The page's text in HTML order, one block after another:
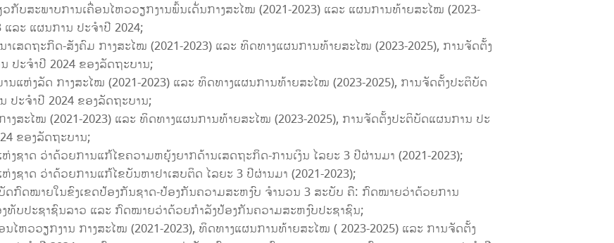
ບສະພາບການເຄື່ອນໄຫວວຽກງານພົ້ນເດັ່ນກາງສະໄໝ (2021-2023) ແລະ ແຜນການທ້າຍສະໄໝ (2023-
ແລະ ແຜນການ ປະຈຳປີ 2024;
ສດຖະກິດ-ສັງຄົມ ກາງສະໄໝ (2021-2023) ແລະ ທິດທາງແຜນການທ້າຍສະໄໝ (2023-2025), ການຈັດຕັ້ງ
ປະຈຳປີ 2024 ຂອງລັດຖະບານ;
ແຫ່ງລັດ ກາງສະໄໝ (2021-2023) ແລະ ທິດທາງແຜນການທ້າຍສະໄໝ (2023-2025), ການຈັດຕັ້ງປະຕິບັດ
ປະຈຳປີ 2024 ຂອງລັດຖະບານ;
ງສະໄໝ (2021-2023) ແລະ ທິດທາງແຜນການທ້າຍສະໄໝ (2023-2025), ການຈັດຕັ້ງປະຕິບັດແຜນການ ປະ
ຂອງລັດຖະບານ;
ຊາດ ວ່າດ້ວຍການແກ້ໄຂຄວາມຫຍຸ້ງຍາກດ້ານເສດຖະກິດ-ການເງິນ ໄລຍະ 3 ປີຜ່ານມາ (2021-2023);
ຊາດ ວ່າດ້ວຍການແກ້ໄຂບັນຫາຢາເສບຕິດ ໄລຍະ 3 ປີຜ່ານມາ (2021-2023);
ດກົດໝາຍໃນຂົງເຂດປ້ອງກັນຊາດ-ປ້ອງກັນຄວາມສະຫງົບ ຈຳນວນ 3 ສະບັບ ຄື: ກົດໝາຍວ່າດ້ວຍການ
ບປະຊາຊົນລາວ ແລະ ກົດໝາຍວ່າດ້ວຍກໍາລັງປ້ອງກັນຄວາມສະຫງົບປະຊາຊົນ;
ໄຫວວຽກງານ ກາງສະໄໝ (2021-2023), ທິດທາງແຜນການທ້າຍສະໄໝ ( 2023-2025) ແລະ ການຈັດຕັ້ງ